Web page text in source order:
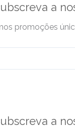
a
promoções
a